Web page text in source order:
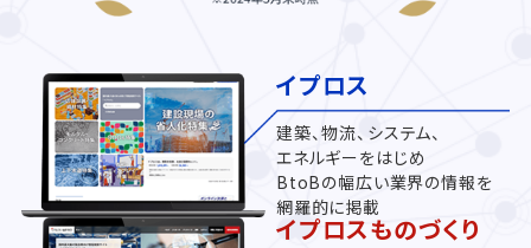
イプロス
建築、物流、システム、
エネルギーをはじめ
BtoBの幅広い業界の情報を
網羅的に掲載
イプロスものづくり